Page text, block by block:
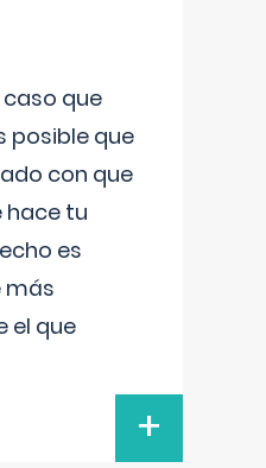
caso que
posible que
con que
hace tu
es
más
el que
+